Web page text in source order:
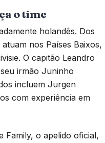
o time
holandês. Dos
nos Países Baixos,
O capitão Leandro
irmão Juninho
incluem Jurgen
com experiência em
Family, o apelido oficial,